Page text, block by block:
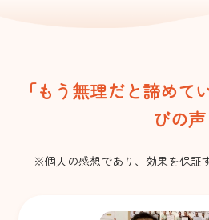
「もう無理だと諦め
びの声
※個人の感想であり、効果を保証